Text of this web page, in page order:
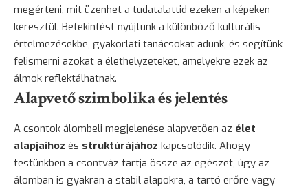
megérteni, mit üzenhet a tudatalattid ezeken a képeken
keresztül. Betekintést nyújtunk a különböző kulturális
értelmezésekbe, gyakorlati tanácsokat adunk, és segítünk
felismerni azokat a élethelyzeteket, amelyekre ezek az
álmok reflektálhatnak.
Alapvető szimbolika és jelentés
A csontok álombeli megjelenése alapvetően az élet
alapjaihoz és struktúrájához kapcsolódik. Ahogy
testünkben a csontváz tartja össze az egészet, úgy az
álomban is gyakran a stabil alapokra, a tartó erőre vagy